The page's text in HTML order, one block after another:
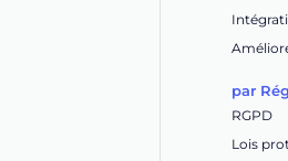
par
RGPD
Lois